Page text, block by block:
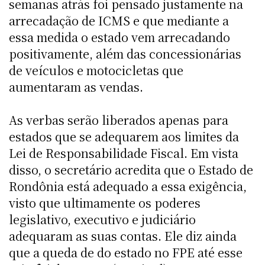
semanas atrás foi pensado justamente na
arrecadação de ICMS e que mediante a
essa medida o estado vem arrecadando
positivamente, além das concessionárias
de veículos e motocicletas que
aumentaram as vendas.
As verbas serão liberados apenas para
estados que se adequarem aos limites da
Lei de Responsabilidade Fiscal. Em vista
disso, o secretário acredita que o Estado de
Rondônia está adequado a essa exigência,
visto que ultimamente os poderes
legislativo, executivo e judiciário
adequaram as suas contas. Ele diz ainda
que a queda de do estado no FPE até esse